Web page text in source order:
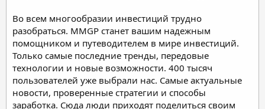
Во всем многообразии инвестиций трудно
разобраться. MMGP станет вашим надежным
помощником и путеводителем в мире инвестиций.
Только самые последние тренды, передовые
технологии и новые возможности. 400 тысяч
пользователей уже выбрали нас. Самые актуальные
новости, проверенные стратегии и способы
заработка. Сюда люди приходят поделиться своим